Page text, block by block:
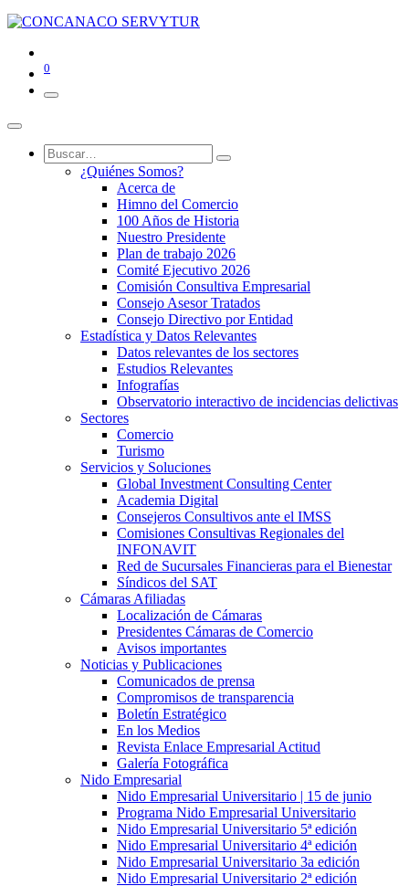
0
¿Quiénes Somos?
Acerca de
Himno del Comercio
100 Años de Historia
Nuestro Presidente
Plan de trabajo 2026
Comité Ejecutivo 2026
Comisión Consultiva Empresarial
Consejo Asesor Tratados
Consejo Directivo por Entidad
Estadística y Datos Relevantes
Datos relevantes de los sectores
Estudios Relevantes
Infografías
Observatorio interactivo de incidencias delictivas
Sectores
Comercio
Turismo
Servicios y Soluciones
Global Investment Consulting Center
Academia Digital
Consejeros Consultivos ante el IMSS
Comisiones Consultivas Regionales del
INFONAVIT
Red de Sucursales Financieras para el Bienestar
Síndicos del SAT
Cámaras Afiliadas
Localización de Cámaras
Presidentes Cámaras de Comercio
Avisos importantes
Noticias y Publicaciones
Comunicados de prensa
Compromisos de transparencia
Boletín Estratégico
En los Medios
Revista Enlace Empresarial Actitud
Galería Fotográfica
Nido Empresarial
Nido Empresarial Universitario | 15 de junio
Programa Nido Empresarial Universitario
Nido Empresarial Universitario 5ª edición
Nido Empresarial Universitario 4ª edición
Nido Empresarial Universitario 3a edición
Nido Empresarial Universitario 2ª edición